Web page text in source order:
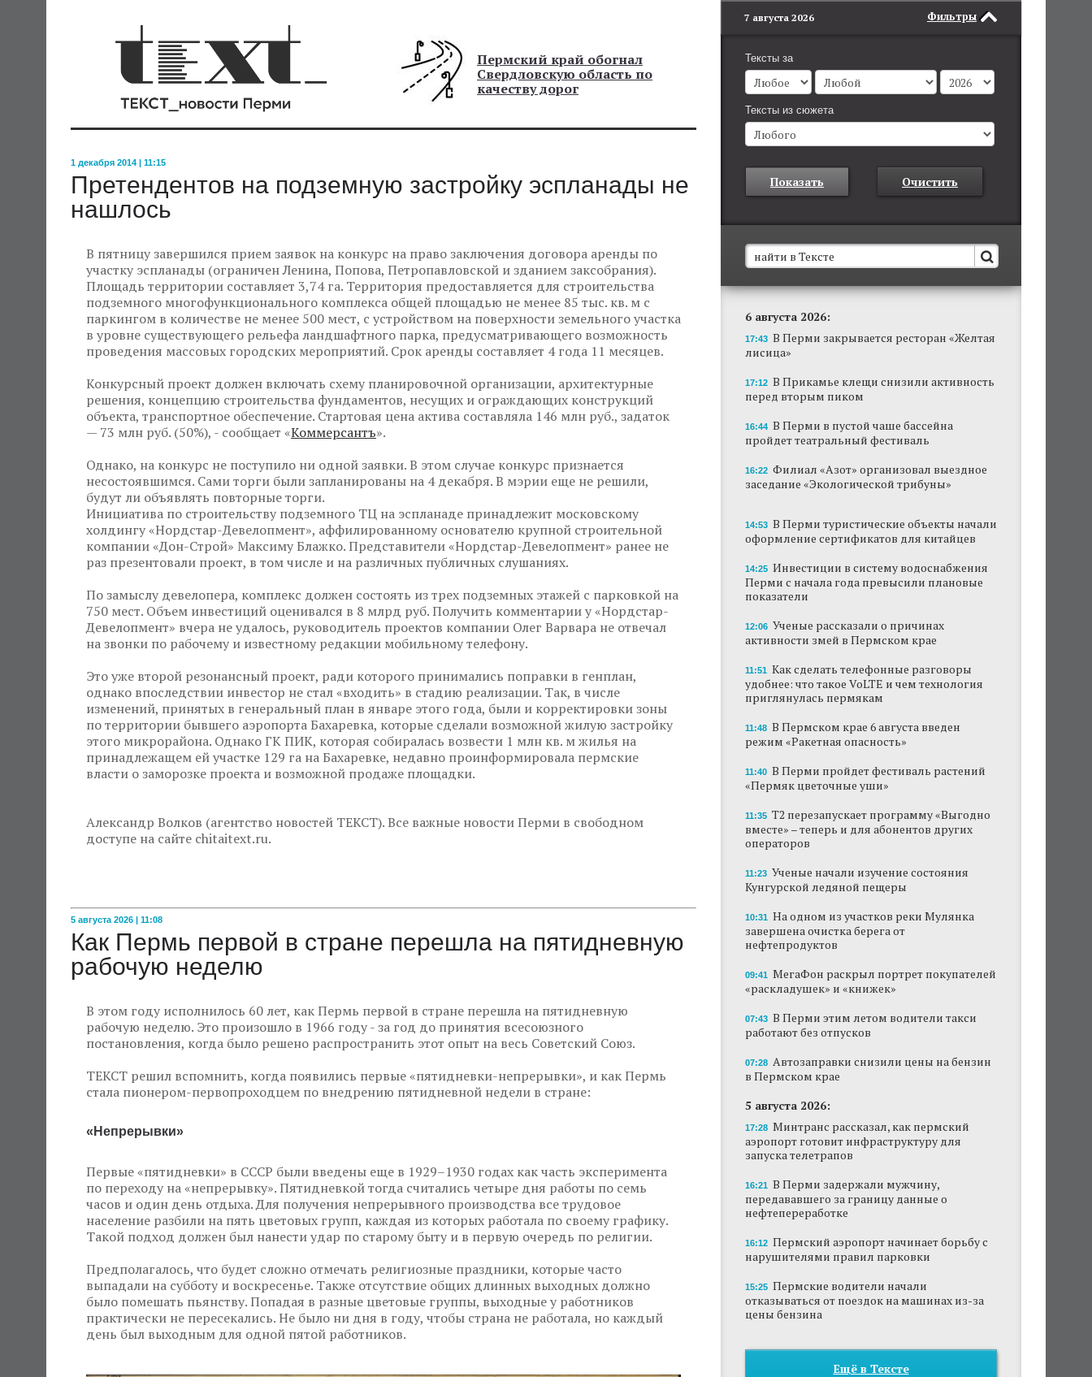
Пермский край обогнал
Свердловскую область по
качеству дорог
1 декабря 2014 | 11:15
Претендентов на подземную застройку эспланады не
нашлось
В пятницу завершился прием заявок на конкурс на право заключения договора аренды по
участку эспланады (ограничен Ленина, Попова, Петропавловской и зданием заксобрания).
Площадь территории составляет 3,74 га. Территория предоставляется для строительства
подземного многофункционального комплекса общей площадью не менее 85 тыс. кв. м с
паркингом в количестве не менее 500 мест, с устройством на поверхности земельного участка
в уровне существующего рельефа ландшафтного парка, предусматривающего возможность
проведения массовых городских мероприятий. Срок аренды составляет 4 года 11 месяцев.
Конкурсный проект должен включать схему планировочной организации, архитектурные
решения, концепцию строительства фундаментов, несущих и ограждающих конструкций
объекта, транспортное обеспечение. Стартовая цена актива составляла 146 млн руб., задаток
— 73 млн руб. (50%), - сообщает «Коммерсантъ».
Однако, на конкурс не поступило ни одной заявки. В этом случае конкурс признается
несостоявшимся. Сами торги были запланированы на 4 декабря. В мэрии еще не решили,
будут ли объявлять повторные торги.
Инициатива по строительству подземного ТЦ на эспланаде принадлежит московскому
холдингу «Нордстар-Девелопмент», аффилированному основателю крупной строительной
компании «Дон-Строй» Максиму Блажко. Представители «Нордстар-Девелопмент» ранее не
раз презентовали проект, в том числе и на различных публичных слушаниях.
По замыслу девелопера, комплекс должен состоять из трех подземных этажей с парковкой на
750 мест. Объем инвестиций оценивался в 8 млрд руб. Получить комментарии у «Нордстар-
Девелопмент» вчера не удалось, руководитель проектов компании Олег Варвара не отвечал
на звонки по рабочему и известному редакции мобильному телефону.
Это уже второй резонансный проект, ради которого принимались поправки в генплан,
однако впоследствии инвестор не стал «входить» в стадию реализации. Так, в числе
изменений, принятых в генеральный план в январе этого года, были и корректировки зоны
по территории бывшего аэропорта Бахаревка, которые сделали возможной жилую застройку
этого микрорайона. Однако ГК ПИК, которая собиралась возвести 1 млн кв. м жилья на
принадлежащем ей участке 129 га на Бахаревке, недавно проинформировала пермские
власти о заморозке проекта и возможной продаже площадки.
Александр Волков (агентство новостей ТЕКСТ). Все важные новости Перми в свободном
доступе на сайте chitaitext.ru.
5 августа 2026 | 11:08
Как Пермь первой в стране перешла на пятидневную
рабочую неделю
В этом году исполнилось 60 лет, как Пермь первой в стране перешла на пятидневную
рабочую неделю. Это произошло в 1966 году - за год до принятия всесоюзного
постановления, когда было решено распространить этот опыт на весь Советский Союз.
ТЕКСТ решил вспомнить, когда появились первые «пятидневки-непрерывки», и как Пермь
стала пионером-первопроходцем по внедрению пятидневной недели в стране:
«Непрерывки»
Первые «пятидневки» в СССР были введены еще в 1929–1930 годах как часть эксперимента
по переходу на «непрерывку». Пятидневкой тогда считались четыре дня работы по семь
часов и один день отдыха. Для получения непрерывного производства все трудовое
население разбили на пять цветовых групп, каждая из которых работала по своему графику.
Такой подход должен был нанести удар по старому быту и в первую очередь по религии.
Предполагалось, что будет сложно отмечать религиозные праздники, которые часто
выпадали на субботу и воскресенье. Также отсутствие общих длинных выходных должно
было помешать пьянству. Попадая в разные цветовые группы, выходные у работников
практически не пересекались. Не было ни дня в году, чтобы страна не работала, но каждый
день был выходным для одной пятой работников.
Фильтры
7 августа 2026
Тексты за
Тексты из сюжета
Показать Очистить
В Пермском крае установят новые станции
обнаружения беспилотников
Они используются для обнаружения и
отслеживания БПЛА в воздухе.
В Перми закрывается ресторан «Желтая
лисица»
В Перми в пустой чаше бассейна пройдет
театральный фестиваль
В Перми туристические объекты начали
оформление сертификатов для китайцев
Ученые рассказали о причинах активности
змей в Пермском крае
Ученые начали изучение состояния
Кунгурской ледяной пещеры
На одном из участков реки Мулянка
завершена очистка берега от
нефтепродуктов
В Перми этим летом водители такси
работают без отпусков
6 августа 2026:
17:43 В Перми закрывается ресторан «Желтая
лисица»
17:12 В Прикамье клещи снизили активность
перед вторым пиком
16:44 В Перми в пустой чаше бассейна
пройдет театральный фестиваль
16:22 Филиал «Азот» организовал выездное
заседание «Экологической трибуны»
14:53 В Перми туристические объекты начали
оформление сертификатов для китайцев
14:25 Инвестиции в систему водоснабжения
Перми с начала года превысили плановые
показатели
12:06 Ученые рассказали о причинах
активности змей в Пермском крае
11:51 Как сделать телефонные разговоры
удобнее: что такое VoLTE и чем технология
приглянулась пермякам
11:48 В Пермском крае 6 августа введен
режим «Ракетная опасность»
11:40 В Перми пройдет фестиваль растений
«Пермяк цветочные уши»
11:35 Т2 перезапускает программу «Выгодно
вместе» – теперь и для абонентов других
операторов
11:23 Ученые начали изучение состояния
Кунгурской ледяной пещеры
10:31 На одном из участков реки Мулянка
завершена очистка берега от
нефтепродуктов
09:41 МегаФон раскрыл портрет покупателей
«раскладушек» и «книжек»
07:43 В Перми этим летом водители такси
работают без отпусков
07:28 Автозаправки снизили цены на бензин
в Пермском крае
5 августа 2026:
17:28 Минтранс рассказал, как пермский
аэропорт готовит инфраструктуру для
запуска телетрапов
16:21 В Перми задержали мужчину,
передававшего за границу данные о
нефтепереработке
16:12 Пермский аэропорт начинает борьбу с
нарушителями правил парковки
15:25 Пермские водители начали
отказываться от поездок на машинах из-за
цены бензина
Ещё в Тексте